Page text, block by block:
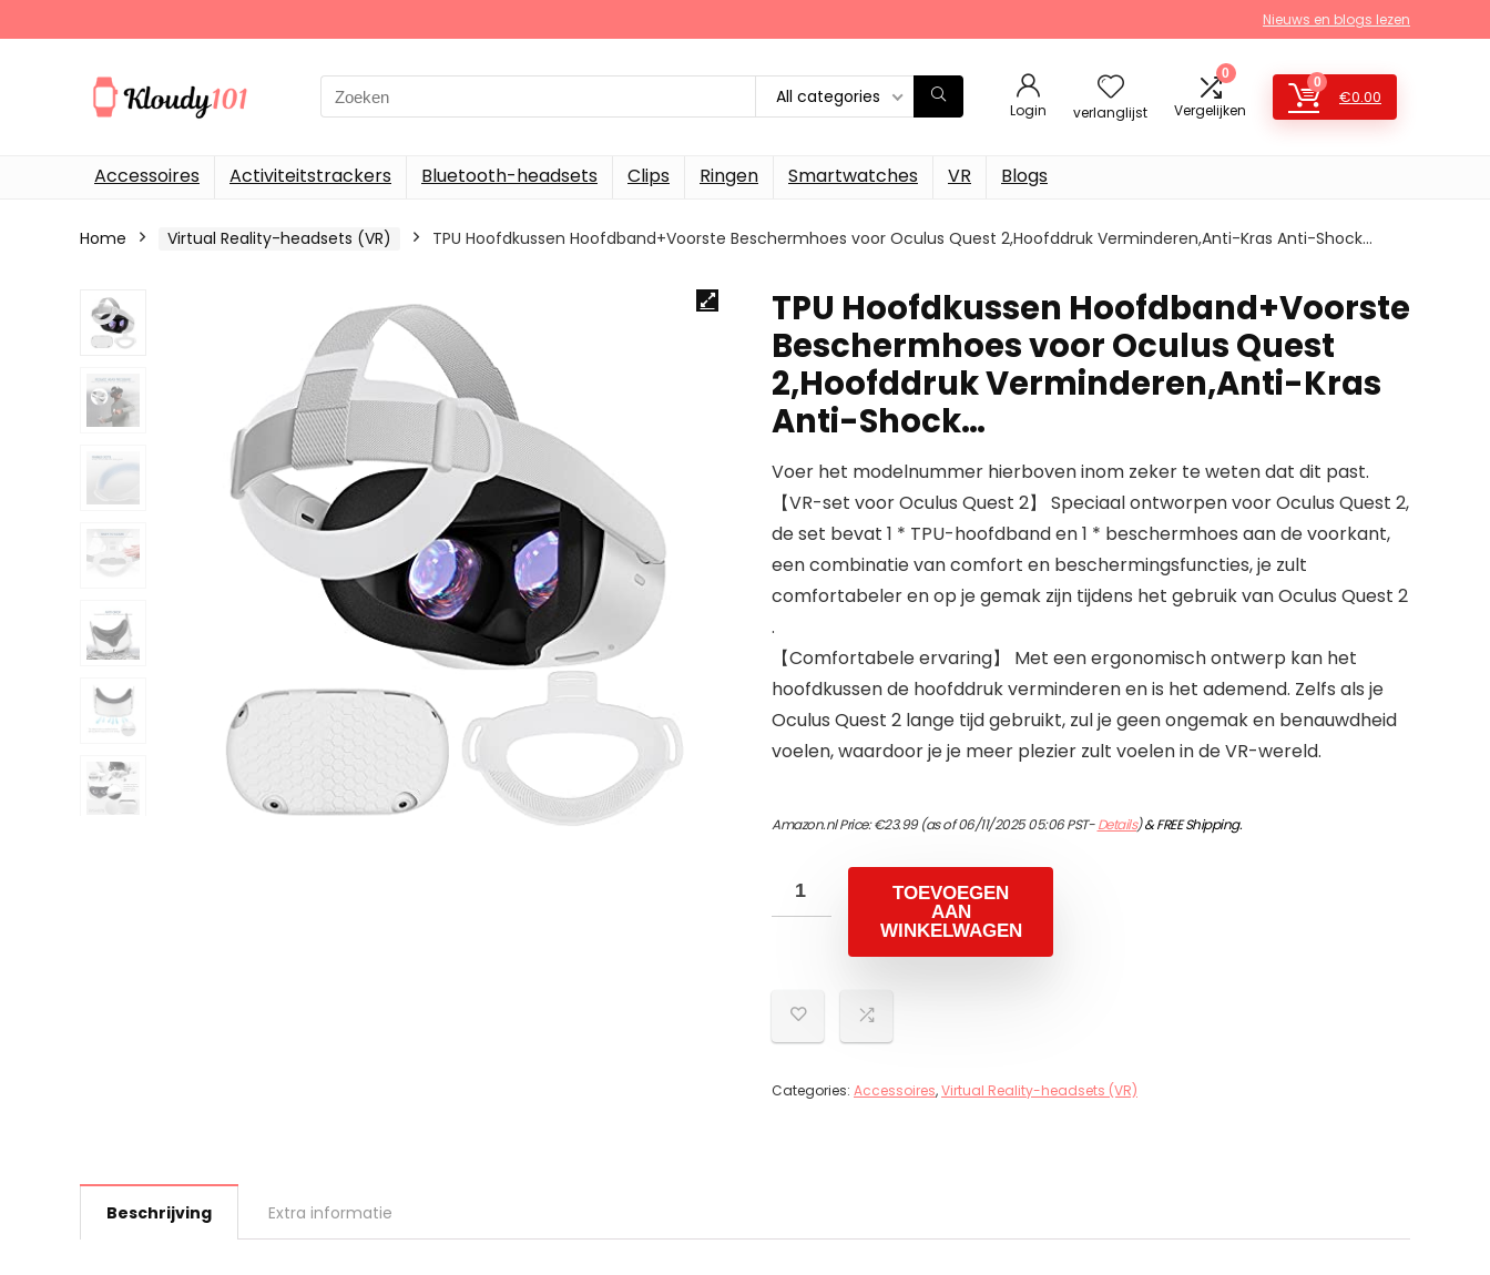
Nieuws en blogs lezen
Search
for:
All categories
Login verlanglijst
0
Vergelijken
0
€0.00
Accessoires Activiteitstrackers Bluetooth-headsets Clips Ringen Smartwatches VR Blogs
Home Virtual Reality-headsets (VR) TPU Hoofdkussen Hoofdband+Voorste Beschermhoes voor Oculus Quest 2,Hoofddruk Verminderen,Anti-Kras Anti-Shock…
TPU Hoofdkussen Hoofdband+Voorste
Beschermhoes voor Oculus Quest
2,Hoofddruk Verminderen,Anti-Kras
Anti-Shock…
Voer het modelnummer hierboven inom zeker te weten dat dit past.
【VR-set voor Oculus Quest 2】 Speciaal ontworpen voor Oculus Quest 2,
de set bevat 1 * TPU-hoofdband en 1 * beschermhoes aan de voorkant,
een combinatie van comfort en beschermingsfuncties, je zult
comfortabeler en op je gemak zijn tijdens het gebruik van Oculus Quest 2
.
【Comfortabele ervaring】 Met een ergonomisch ontwerp kan het
hoofdkussen de hoofddruk verminderen en is het ademend. Zelfs als je
Oculus Quest 2 lange tijd gebruikt, zul je geen ongemak en benauwdheid
voelen, waardoor je je meer plezier zult voelen in de VR-wereld.
Amazon.nl Price:€23.99(as of 06/11/2025 05:06 PST-Details)&FREE Shipping.
TOEVOEGEN
AAN
WINKELWAGEN
Categories: Accessoires,Virtual Reality-headsets (VR)
Beschrijving Extra informatie